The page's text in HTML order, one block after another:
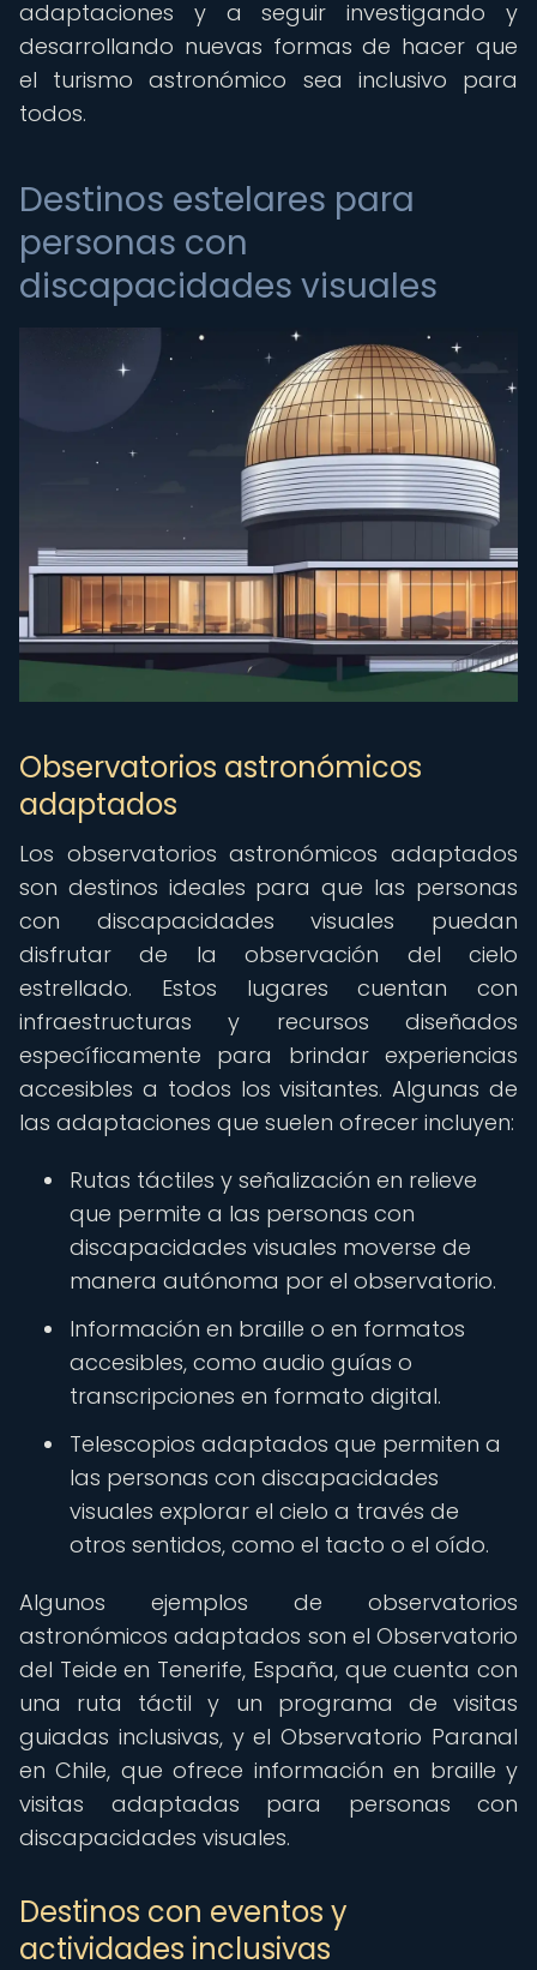
adaptaciones y a seguir investigando y
desarrollando nuevas formas de hacer que
el turismo astronómico sea inclusivo para
todos.
Destinos estelares para
personas con
discapacidades visuales
Observatorios astronómicos
adaptados
Los observatorios astronómicos adaptados
son destinos ideales para que las personas
con discapacidades visuales puedan
disfrutar de la observación del cielo
estrellado. Estos lugares cuentan con
infraestructuras y recursos diseñados
específicamente para brindar experiencias
accesibles a todos los visitantes. Algunas de
las adaptaciones que suelen ofrecer incluyen:
Rutas táctiles y señalización en relieve
que permite a las personas con
discapacidades visuales moverse de
manera autónoma por el observatorio.
Información en braille o en formatos
accesibles, como audio guías o
transcripciones en formato digital.
Telescopios adaptados que permiten a
las personas con discapacidades
visuales explorar el cielo a través de
otros sentidos, como el tacto o el oído.
Algunos ejemplos de observatorios
astronómicos adaptados son el Observatorio
del Teide en Tenerife, España, que cuenta con
una ruta táctil y un programa de visitas
guiadas inclusivas, y el Observatorio Paranal
en Chile, que ofrece información en braille y
visitas adaptadas para personas con
discapacidades visuales.
Destinos con eventos y
actividades inclusivas